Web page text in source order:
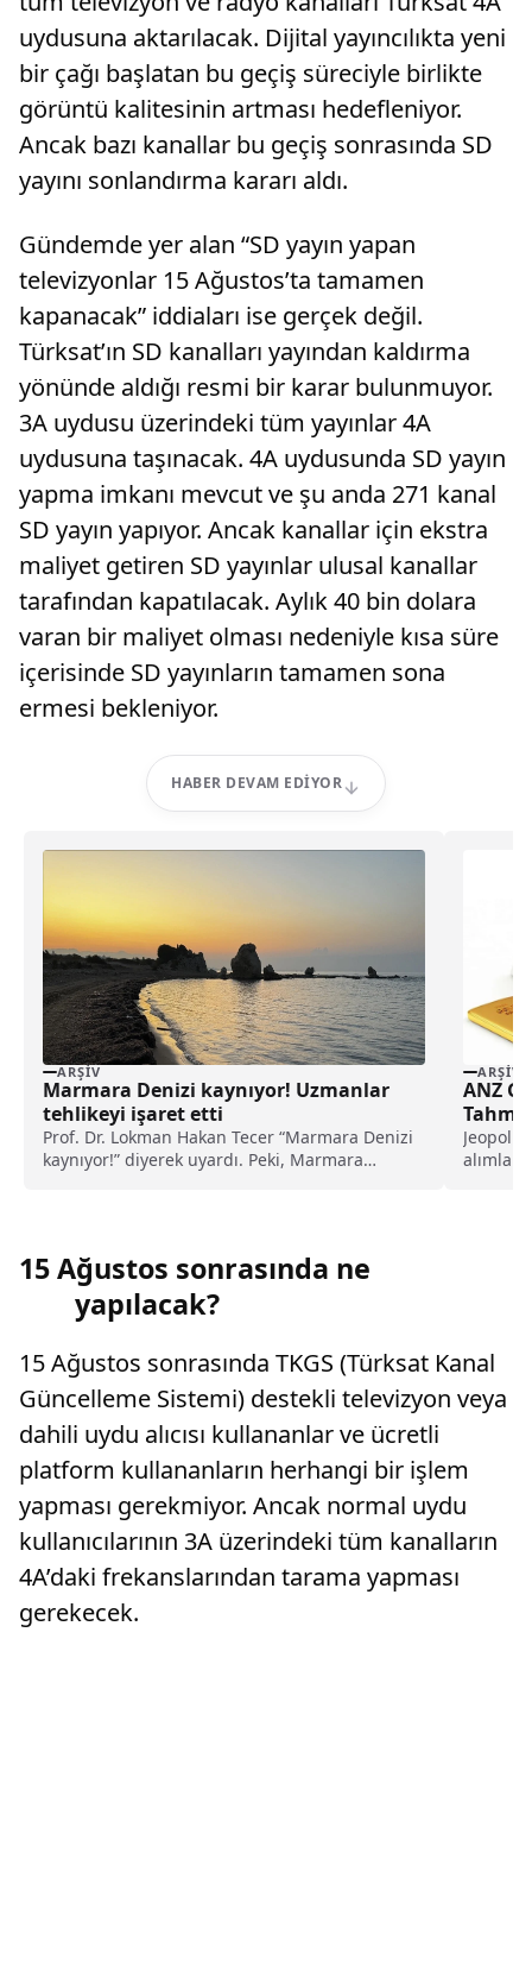
uydusuna aktarılacak. Dijital yayıncılıkta yeni
bir çağı başlatan bu geçiş süreciyle birlikte
görüntü kalitesinin artması hedefleniyor.
Ancak bazı kanallar bu geçiş sonrasında SD
yayını sonlandırma kararı aldı.
Gündemde yer alan “SD yayın yapan
televizyonlar 15 Ağustos’ta tamamen
kapanacak” iddiaları ise gerçek değil.
Türksat’ın SD kanalları yayından kaldırma
yönünde aldığı resmi bir karar bulunmuyor.
3A uydusu üzerindeki tüm yayınlar 4A
uydusuna taşınacak. 4A uydusunda SD yayın
yapma imkanı mevcut ve şu anda 271 kanal
SD yayın yapıyor. Ancak kanallar için ekstra
maliyet getiren SD yayınlar ulusal kanallar
tarafından kapatılacak. Aylık 40 bin dolara
varan bir maliyet olması nedeniyle kısa süre
içerisinde SD yayınların tamamen sona
ermesi bekleniyor.
HABER DEVAM EDIYOR
ARŞIV
Marmara Denizi kaynıyor! Uzmanlar
tehlikeyi işaret etti
Prof. Dr. Lokman Hakan Tecer “Marmara Denizi
kaynıyor!” diyerek uyardı. Peki, Marmara
ARŞIV
ANZ
15 Ağustos sonrasında ne
yapılacak?
15 Ağustos sonrasında TKGS (Türksat Kanal
Güncelleme Sistemi) destekli televizyon veya
dahili uydu alıcısı kullananlar ve ücretli
platform kullananların herhangi bir işlem
yapması gerekmiyor. Ancak normal uydu
kullanıcılarının 3A üzerindeki tüm kanalların
4A’daki frekanslarından tarama yapması
gerekecek.